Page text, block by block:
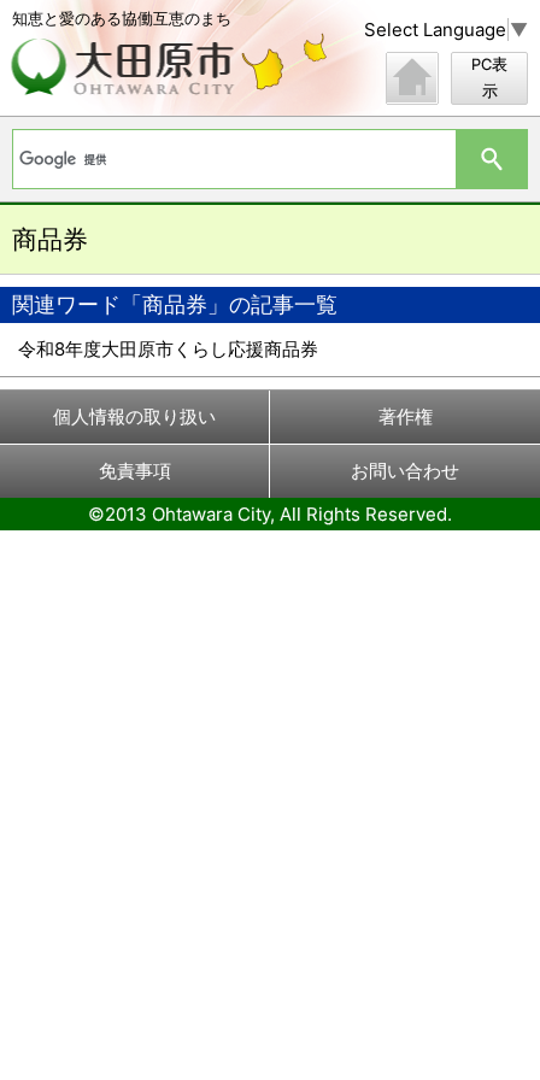
知恵と愛のある協働互恵のまち Select Language ▼
PC表
示
商品券
関連ワード「商品券」の記事一覧
令和8年度大田原市くらし応援商品券
個人情報の取り扱い 著作権
免責事項
お問い合わせ
©2013 Ohtawara City, All Rights Reserved.